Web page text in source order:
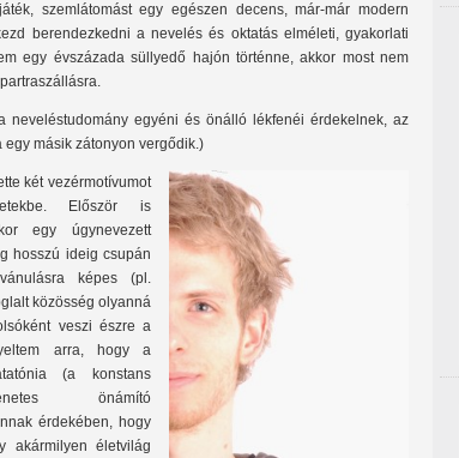
szemlátomást egy egészen decens, már-már modern
berendezkedni a nevelés és oktatás elméleti, gyakorlati
egy évszázada süllyedő hajón történne, akkor most nem
neveléstudomány egyéni és önálló lékfenéi érdekelnek, az
másik zátonyon vergődik.)
két vezérmotívumot
Először is
egy úgynevezett
hosszú ideig csupán
képes (pl.
közösség olyanná
veszi észre a
arra, hogy a
(a konstans
önámító
érdekében, hogy
akármilyen életvilág